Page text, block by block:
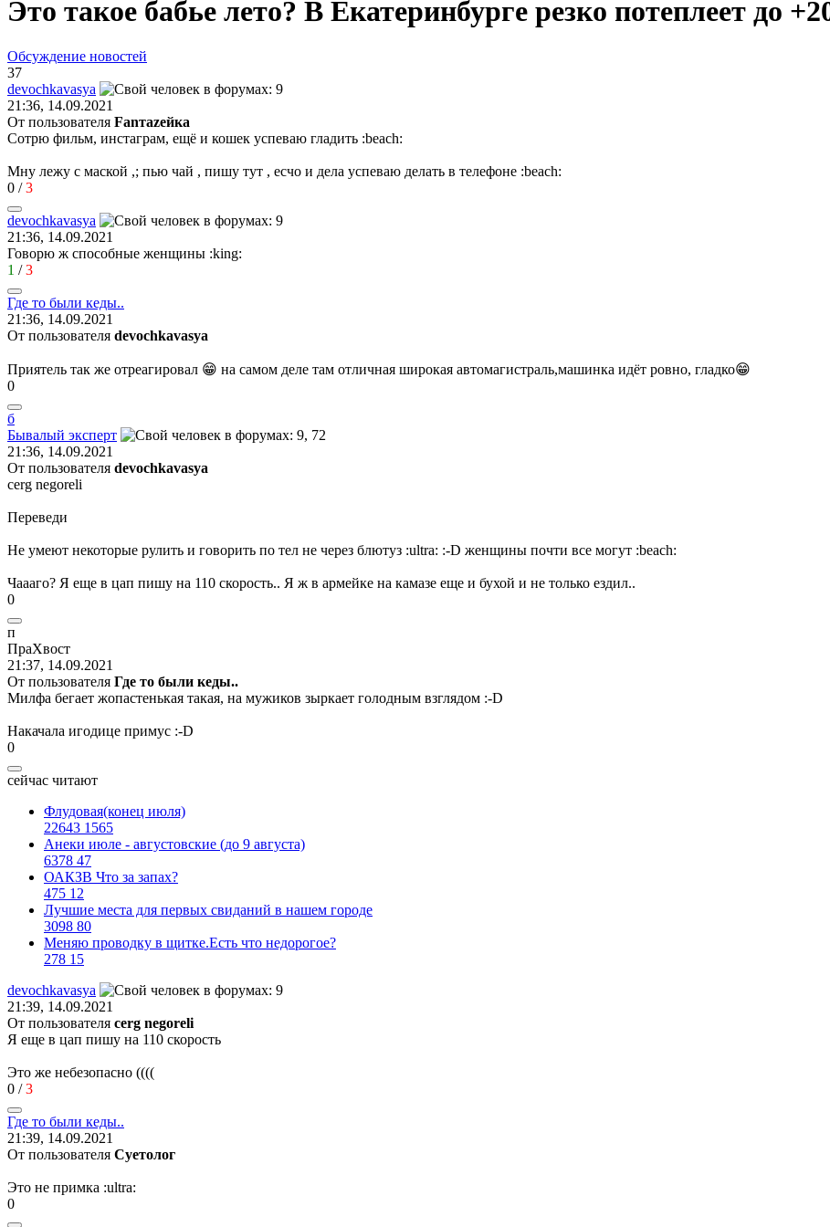
Это такое бабье лето? В Екатеринбурге резко потеплеет до
Обсуждение новостей
37
devochkavasya
21:36, 14.09.2021
От пользователя Fanтаzeйкa
Сотрю фильм, инстаграм, ещё и кошек успеваю гладить :beach:
Мну лежу с маской ,; пью чай , пишу тут , есчо и дела успеваю делать в телефоне :beach:
0 /3
devochkavasya
21:36, 14.09.2021
Говорю ж способные женщины :king:
1 /3
Где то были кеды..
21:36, 14.09.2021
От пользователя devochkavasya
Приятель так же отреагировал 😁 на самом деле там отличная широкая автомагистраль,машинка идёт ровно, гладко😁
0
б
Бывалый эксперт
21:36, 14.09.2021
От пользователя devochkavasya
cerg negoreli
Переведи
Не умеют некоторые рулить и говорить по тел не через блютуз :ultra: :-D женщины почти все могут :beach:
Чаааго? Я еще в цап пишу на 110 скорость.. Я ж в армейке на камазе еще и бухой и не только ездил..
0
п
ПраХвост
21:37, 14.09.2021
От пользователя Где то были кеды..
Милфа бегает жопастенькая такая, на мужиков зыркает голодным взглядом :-D
Накачала игодице примус :-D
0
сейчас читают
Флудовая(конец июля)
22643 1565
Анеки июле - августовские (до 9 августа)
6378 47
ОАКЗВ Что за запах?
475 12
Лучшие места для первых свиданий в нашем городе
3098 80
Меняю проводку в щитке.Есть что недорогое?
278 15
devochkavasya
21:39, 14.09.2021
От пользователя cerg negoreli
Я еще в цап пишу на 110 скорость
Это же небезопасно ((((
0 /3
Где то были кеды..
21:39, 14.09.2021
От пользователя Суетолог
Это не примка :ultra:
0